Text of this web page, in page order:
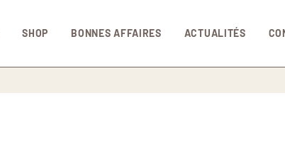
SHOP BONNES AFFAIRES ACTUALITÉS